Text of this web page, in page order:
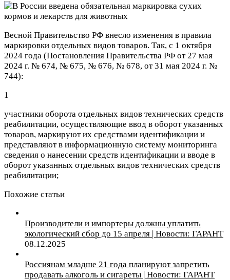
Весной Правительство РФ внесло изменения в правила
маркировки отдельных видов товаров. Так, с 1 октября
2024 года (Постановления Правительства РФ от 27 мая
2024 г. № 674, № 675, № 676, № 678, от 31 мая 2024 г. №
744):
1
участники оборота отдельных видов технических средств
реабилитации, осуществляющие ввод в оборот указанных
товаров, маркируют их средствами идентификации и
представляют в информационную систему мониторинга
сведения о нанесении средств идентификации и вводе в
оборот указанных отдельных видов технических средств
реабилитации;
Похожие статьи
Производители и импортеры должны уплатить
экологический сбор до 15 апреля | Новости: ГАРАНТ
08.12.2025
Россиянам младше 21 года планируют запретить
продавать алкоголь и сигареты | Новости: ГАРАНТ